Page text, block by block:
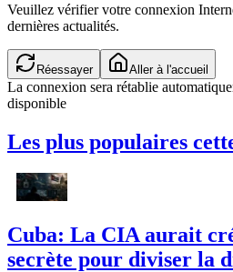
Veuillez vérifier votre connexion
dernières actualités.
Réessayer Aller à l'accueil
La connexion sera rétablie
disponible
Les plus populaires
Cuba: La CIA aurait
secrète pour diviser la